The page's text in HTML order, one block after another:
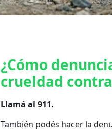
¿Cómo
crueldad
Llamá al 911.
También podés hacer la